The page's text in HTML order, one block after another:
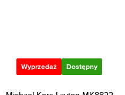
Wyprzedaż Dostępny